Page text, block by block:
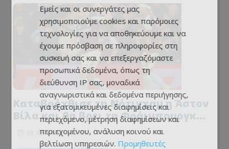
Καταβρόχθισε τη Νότιγχαμ η Άστον
Βίλα και θα βρει τη Φράιμπουργκ
στον τελικό του Europa!
08.05.2026 - 00:05
Εμείς και οι συνεργάτες μας
χρησιμοποιούμε cookies και παρόμοιες
τεχνολογίες για να αποθηκεύουμε και να
έχουμε πρόσβαση σε πληροφορίες στη
συσκευή σας και να επεξεργαζόμαστε
προσωπικά δεδομένα, όπως τη
διεύθυνση IP σας, μοναδικά
αναγνωριστικά και δεδομένα περιήγησης,
για εξατομικευμένες διαφημίσεις και
περιεχόμενο, μέτρηση διαφημίσεων και
περιεχομένου, ανάλυση κοινού και
βελτίωση υπηρεσιών. Προμηθευτές